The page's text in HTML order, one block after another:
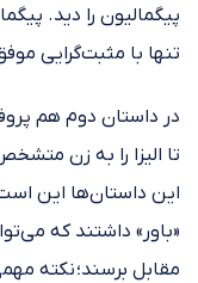
پیگمالیون را دید.
تنها با مثبت‌گرایی
در داستان دوم هم
تا الیزا را به زن
این داستان‌ها این
«باور» داشتند که
مقابل برسند؛ نکته